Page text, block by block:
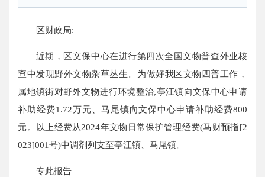
区财政局:
近期，区文保中心在进行第四次全国文物普查外业核
查中发现野外文物杂草丛生。为做好我区文物四普工作，
属地镇街对野外文物进行环境整治,亭江镇向文保中心申请
补助经费1.72万元、马尾镇向文保中心申请补助经费800
元。以上经费从2024年文物日常保护管理经费(马财预指[2
023]001号)中调剂列支至亭江镇、马尾镇。
专此报告